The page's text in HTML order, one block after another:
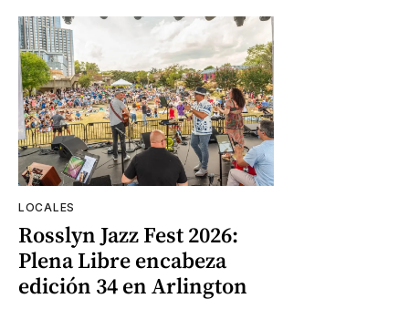
LOCALES
Rosslyn Jazz Fest 2026:
Plena Libre encabeza
edición 34 en Arlington